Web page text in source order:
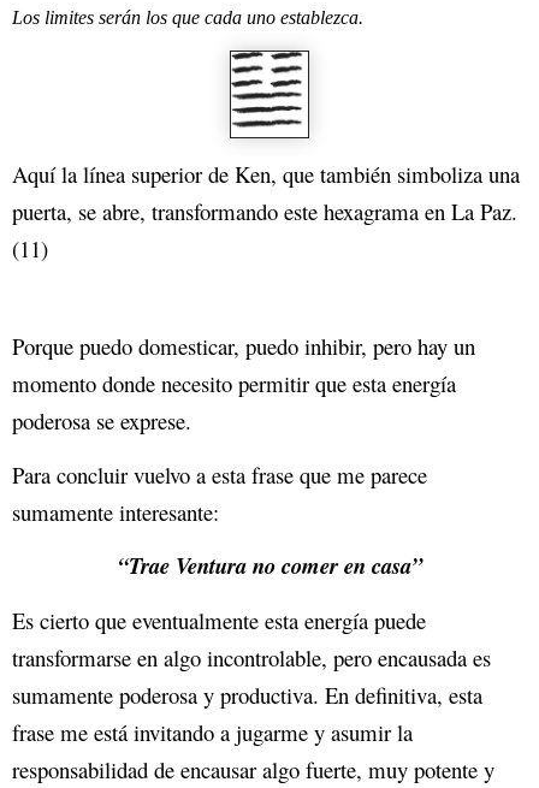
Los limites serán los que cada uno establezca.
Aquí la línea superior de Ken, que también simboliza una
puerta, se abre, transformando este hexagrama en La Paz.
(11)
Porque puedo domesticar, puedo inhibir, pero hay un
momento donde necesito permitir que esta energía
poderosa se exprese.
Para concluir vuelvo a esta frase que me parece
sumamente interesante:
“Trae Ventura no comer en casa”
Es cierto que eventualmente esta energía puede
transformarse en algo incontrolable, pero encausada es
sumamente poderosa y productiva. En definitiva, esta
frase me está invitando a jugarme y asumir la
responsabilidad de encausar algo fuerte, muy potente y